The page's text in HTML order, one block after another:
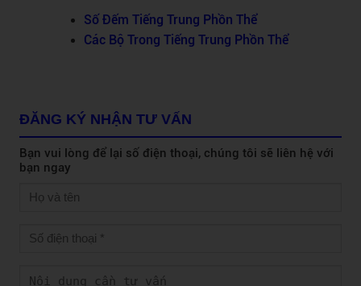
Số Đếm Tiếng Trung Phồn Thể
Các Bộ Trong Tiếng Trung Phồn Thể
ĐĂNG KÝ NHẬN TƯ VẤN
Bạn vui lòng để lại số điện thoại, chúng tôi sẽ liên hệ với
bạn ngay